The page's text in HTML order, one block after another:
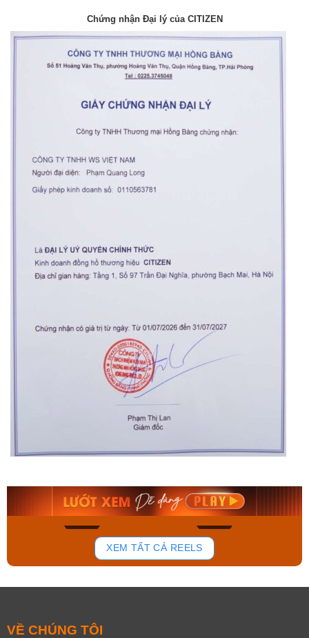
Chứng nhận Đại lý của CITIZEN
136
Orient Nam RA-
Mua ngay
Casio Nam MTS-
Mua ngay
XEM TẤT CẢ REELS
VỀ CHÚNG TÔI